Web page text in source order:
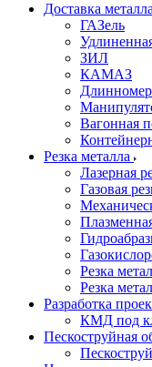
Доставка металла
ГАЗель
ЗИЛ
КАМАЗ
Длинномер
Вагонная
Резка металла
Лазерная
Газовая
Резка
Резка
Разработка
КМД под
Пескоструйная